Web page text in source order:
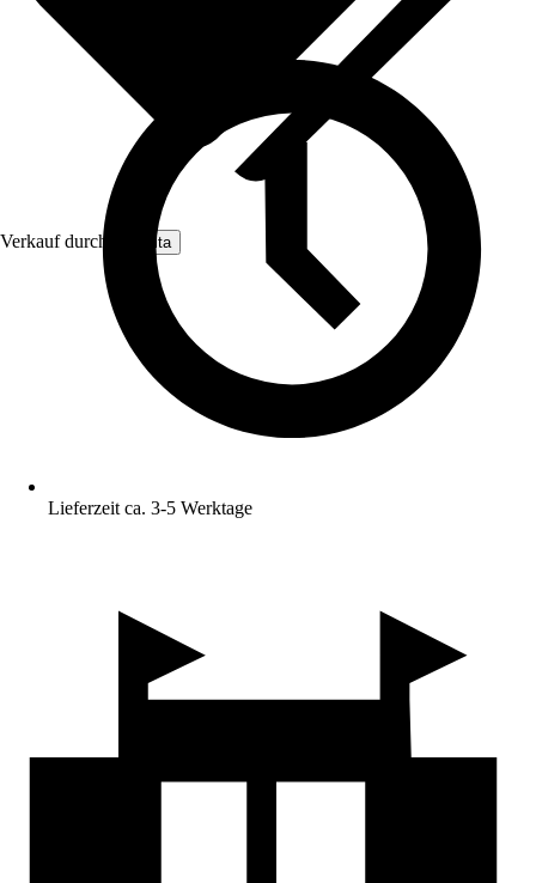
Verkauf durch: Nomita
Lieferzeit ca. 3-5 Werktage